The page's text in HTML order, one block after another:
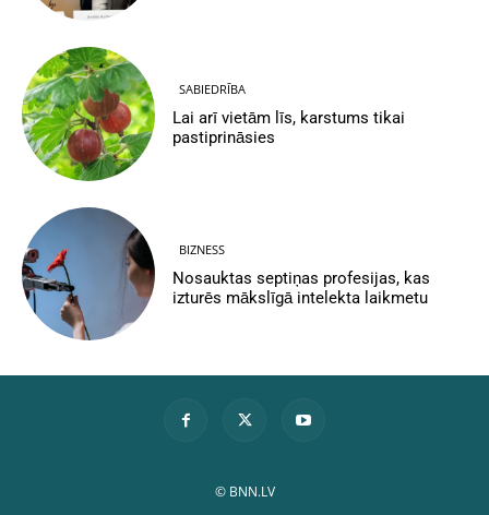
SABIEDRĪBA
Lai arī vietām līs, karstums tikai
pastiprināsies
BIZNESS
Nosauktas septiņas profesijas, kas
izturēs mākslīgā intelekta laikmetu
© BNN.LV